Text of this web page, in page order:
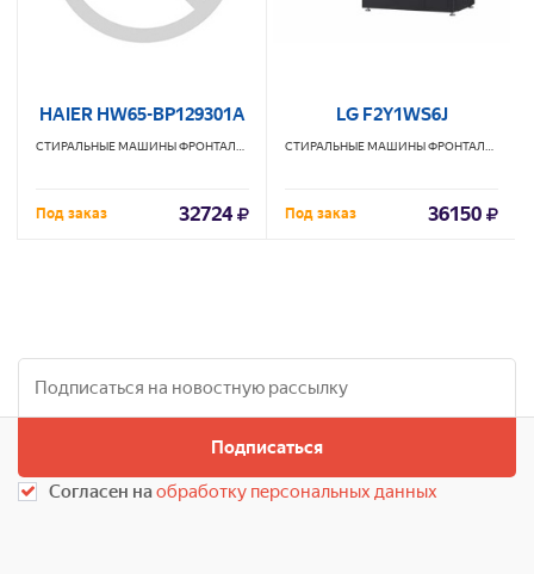
HAIER HW65-BP129301A
HAIER
Под заказ 32724
LG F2Y1WS6J
Под заказ 36150
Подписаться
Согласен наобработку персональных данных